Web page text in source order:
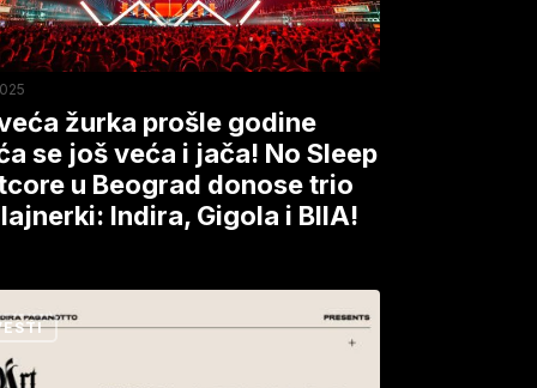
žurka prošle godine
se još veća i jača! No Sleep
u Beograd donose trio
Indira, Gigola i BIIA!